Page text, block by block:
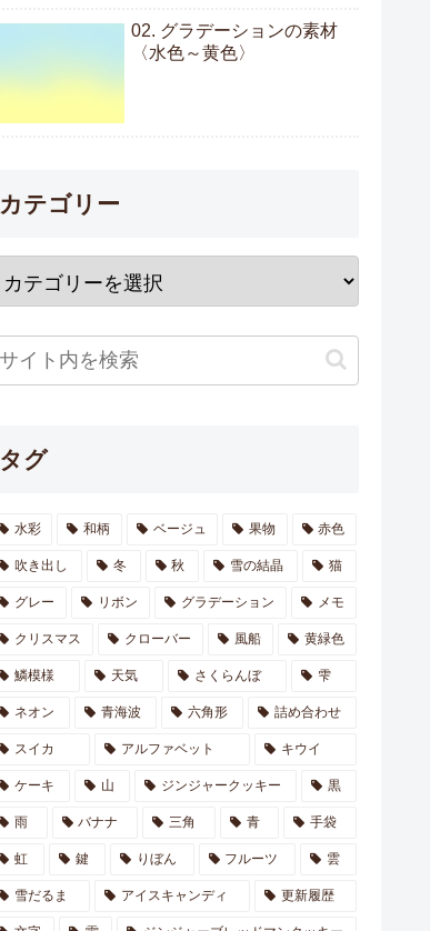
02. グラデーションの素材
〈水色～黄色〉
カテゴリー
タグ
水彩 和柄 ベージュ 果物 赤色
吹き出し 冬 秋 雪の結晶 猫
グレー リボン グラデーション メモ
クリスマス クローバー 風船 黄緑色
鱗模様 天気 さくらんぼ 雫
ネオン 青海波 六角形 詰め合わせ
スイカ アルファベット キウイ
ケーキ 山 ジンジャークッキー 黒
雨 バナナ 三角 青 手袋
虹 鍵 りぼん フルーツ 雲
雪だるま アイスキャンディ 更新履歴